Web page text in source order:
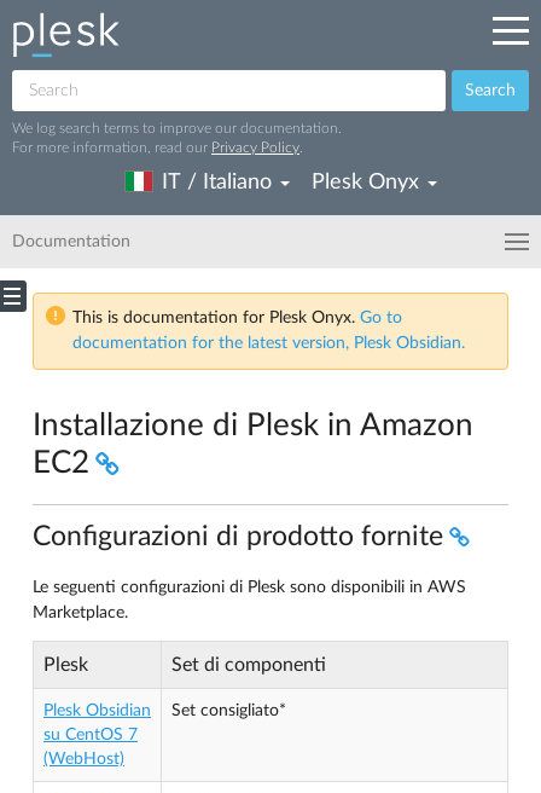
Search
We log search terms to improve our documentation.
For more information, read our Privacy Policy
IT / Italiano Plesk Onyx
Documentation
This is documentation for Plesk Onyx. Go to
documentation for the latest version, Plesk Obsidian.
Installazione di Plesk in Amazon
EC2
Configurazioni di prodotto fornite
Le seguenti configurazioni di Plesk sono disponibili in AWS
Marketplace.
Plesk Set di componenti
Plesk Obsidian
su CentOS 7
(WebHost)
Set consigliato*